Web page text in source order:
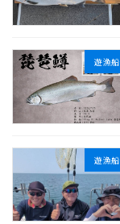
遊漁船
遊漁船